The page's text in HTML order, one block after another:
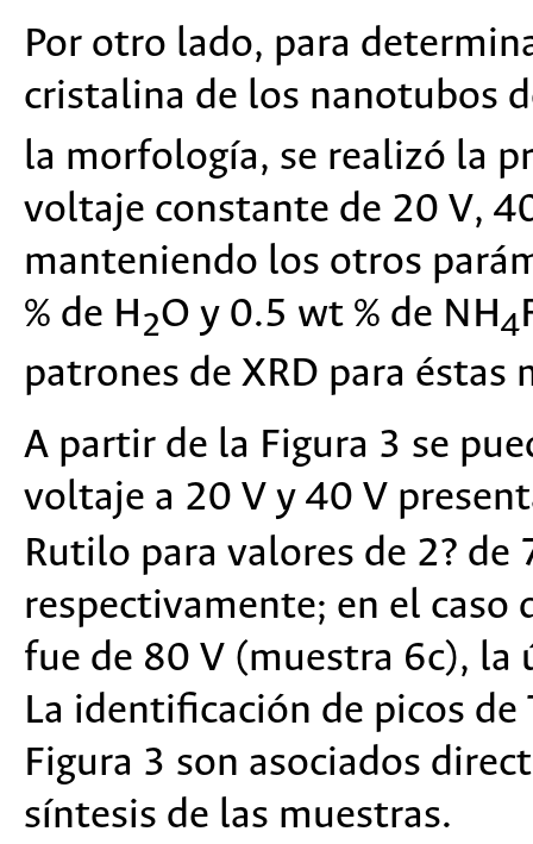
Por otro lado, para
cristalina de los nanotubos
la morfología, se realizó la
voltaje constante de 20 V,
manteniendo los otros
% de H2O y 0.5 wt % de NH4
patrones de XRD para éstas
A partir de la Figura 3 se
voltaje a 20 V y 40 V
Rutilo para valores de 2?
respectivamente; en el
fue de 80 V (muestra 6c), la
La identificación de picos de
Figura 3 son asociados
síntesis de las muestras.